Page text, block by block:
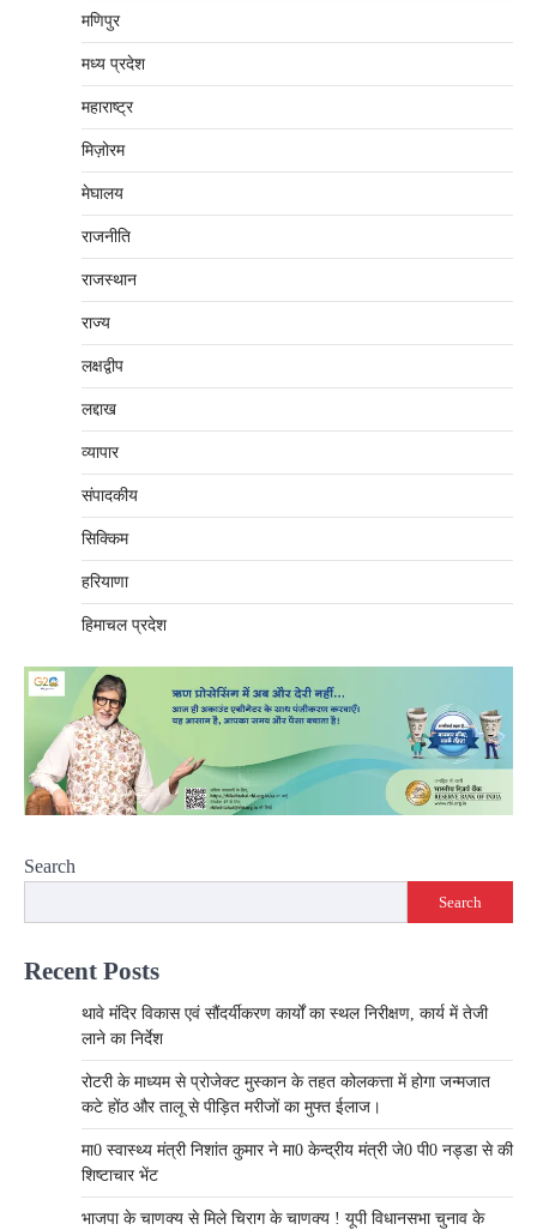
मणिपुर
मध्‍य प्रदेश
महाराष्‍ट्र
मिज़ोरम
मेघालय
राजनीति
राजस्थान
राज्य
लक्षद्वीप
लद्दाख
व्यापार
संपादकीय
सिक्किम
हरियाणा
हिमाचल प्रदेश
Search
Search
Recent Posts
थावे मंदिर विकास एवं सौंदर्यीकरण कार्यों का स्थल निरीक्षण, कार्य में तेजी
लाने का निर्देश
रोटरी के माध्यम से प्रोजेक्ट मुस्कान के तहत कोलकत्ता में होगा जन्मजात
कटे होंठ और तालू से पीड़ित मरीजों का मुफ्त ईलाज।
मा0 स्वास्थ्य मंत्री निशांत कुमार ने मा0 केन्द्रीय मंत्री जे0 पी0 नड्डा से की
शिष्टाचार भेंट
भाजपा के चाणक्य से मिले चिराग के चाणक्य ! यूपी विधानसभा चुनाव के